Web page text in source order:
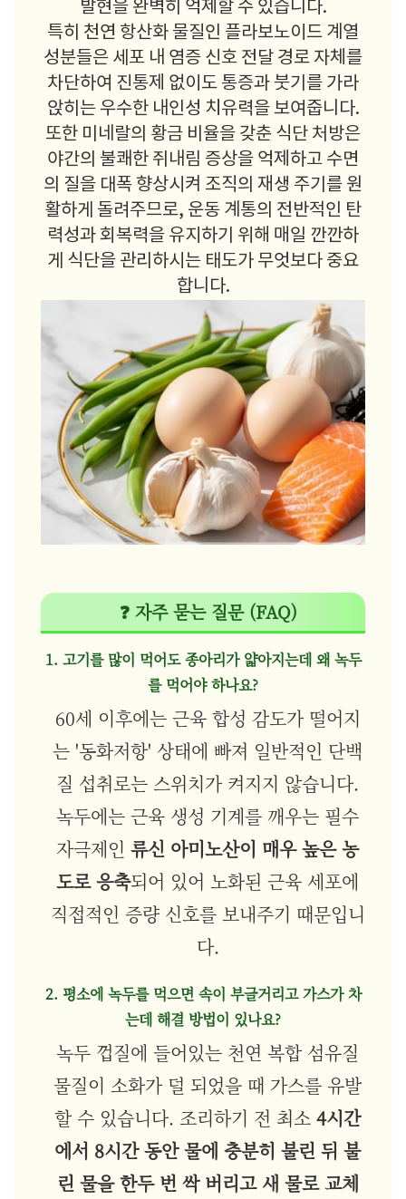
발현을 완벽히 억제할 수 있습니다.
특히 천연 항산화 물질인 플라보노이드 계열
성분들은 세포 내 염증 신호 전달 경로 자체를
차단하여 진통제 없이도 통증과 붓기를 가라
앉히는 우수한 내인성 치유력을 보여줍니다.
또한 미네랄의 황금 비율을 갖춘 식단 처방은
야간의 불쾌한 쥐내림 증상을 억제하고 수면
의 질을 대폭 향상시켜 조직의 재생 주기를 원
활하게 돌려주므로, 운동 계통의 전반적인 탄
력성과 회복력을 유지하기 위해 매일 깐깐하
게 식단을 관리하시는 태도가 무엇보다 중요
합니다.
❓ 자주 묻는 질문 (FAQ)
1. 고기를 많이 먹어도 종아리가 얇아지는데 왜 녹두
를 먹어야 하나요?
60세 이후에는 근육 합성 감도가 떨어지
는 '동화저항' 상태에 빠져 일반적인 단백
질 섭취로는 스위치가 켜지지 않습니다.
녹두에는 근육 생성 기계를 깨우는 필수
자극제인 류신 아미노산이 매우 높은 농
도로 응축되어 있어 노화된 근육 세포에
직접적인 증량 신호를 보내주기 때문입니
다.
2. 평소에 녹두를 먹으면 속이 부글거리고 가스가 차
는데 해결 방법이 있나요?
녹두 껍질에 들어있는 천연 복합 섬유질
물질이 소화가 덜 되었을 때 가스를 유발
할 수 있습니다. 조리하기 전 최소 4시간
에서 8시간 동안 물에 충분히 불린 뒤 불
린 물을 한두 번 싹 버리고 새 물로 교체